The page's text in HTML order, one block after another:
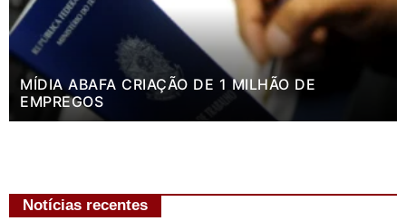
MÍDIA ABAFA CRIAÇÃO DE 1 MILHÃO DE
EMPREGOS
Notícias recentes